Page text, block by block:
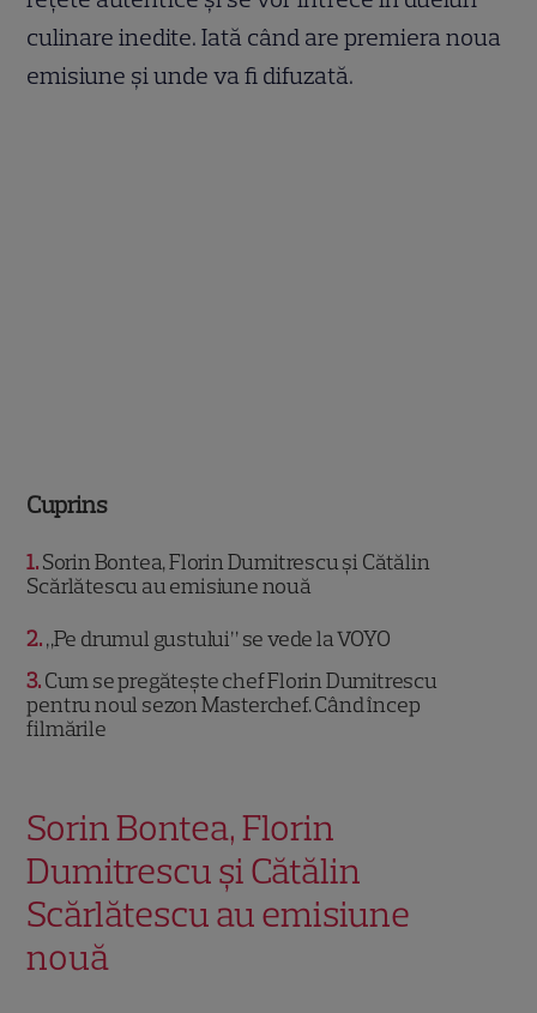
culinare inedite. Iată când are premiera noua
emisiune și unde va fi difuzată.
Cuprins
1 Sorin Bontea, Florin Dumitrescu și Cătălin
Scărlătescu au emisiune nouă
2 „Pe drumul gustului” se vede la VOYO
3 Cum se pregătește chef Florin Dumitrescu
pentru noul sezon Masterchef. Când încep
filmările
Sorin Bontea, Florin
Dumitrescu și Cătălin
Scărlătescu au emisiune
nouă